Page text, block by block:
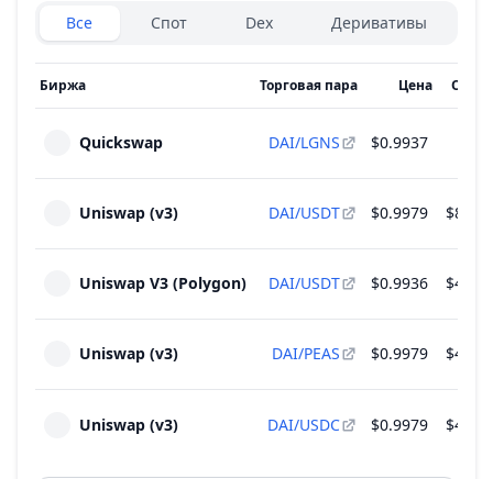
Exchanges type
Все Спот Dex Деривативы
Биржа Торговая пара Цена
Quickswap DAI/LGNS $0.9937
Uniswap (v3) DAI/USDT $0.9979
Uniswap V3 (Polygon) DAI/USDT $0.9936
Uniswap (v3) DAI/PEAS $0.9979
Uniswap (v3) DAI/USDC $0.9979